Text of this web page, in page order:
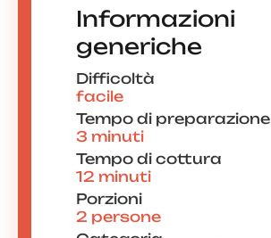
Informazioni
generiche
Difficoltà
facile
Tempo di preparazione
3 minuti
Tempo di cottura
12 minuti
Porzioni
2 persone